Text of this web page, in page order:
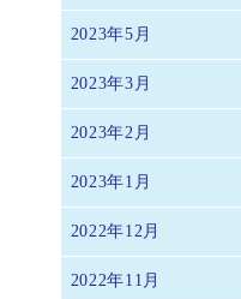
2023年5月
2023年3月
2023年2月
2023年1月
2022年12月
2022年11月